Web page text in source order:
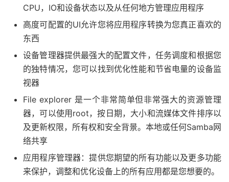
CPU，IO和设备状态以及从任何地方管理应用程序
高度可配置的UI允许您将应用程序转换为您真正喜欢的
东西
设备管理器提供最强大的配置文件，任务调度和根据您
的独特情况，您可以找到优化性能和节省电量的设备监
视器
File explorer 是一个非常简单但非常强大的资源管理
器，可以使用root，按日期，大小和流媒体文件排序以
及更新权限，所有权和安全背景。本地或任何Samba网
络共享
应用程序管理器：提供您期望的所有功能以及更多功能
来保护，调整和优化设备上的所有应用都是您想要的。